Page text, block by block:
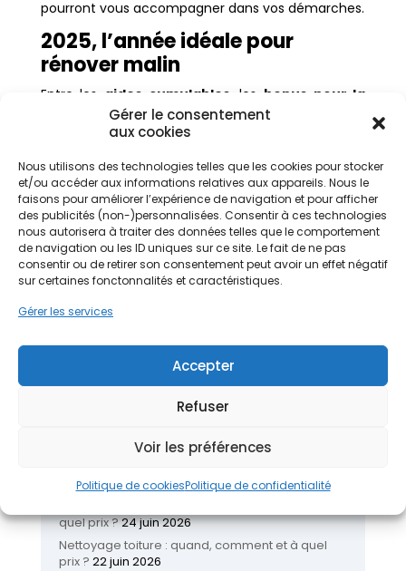
Gérer le consentement
aux cookies
Nous utilisons des technologies telles que les cookies pour stocker
et/ou accéder aux informations relatives aux appareils. Nous le
faisons pour améliorer l’expérience de navigation et pour afficher
des publicités (non-)personnalisées. Consentir à ces technologies
nous autorisera à traiter des données telles que le comportement
de navigation ou les ID uniques sur ce site. Le fait de ne pas
consentir ou de retirer son consentement peut avoir un effet négatif
sur certaines fonctonnalités et caractéristiques.
Gérer les services
Accepter
Refuser
Voir les préférences
Politique de cookiesPolitique de confidentialité
pourront vous accompagner dans vos démarches.
2025, l’année idéale pour
rénover malin
Entre les aides cumulables , les bonus pour la
rénovation globaleet lesdispositifs régionaux
2025 est clairement une
dépenses.
N’attendez pas que les aides baissent ou
disparaissent !Lancez-vous dans la rénovation
énergétique pour un habitat plus économe, plus
confortable, et plus respectueux de
l’environnement.
bilan énergétique gratuit
Réinventer son logement : les nouvelles
2026
quel prix ?24 juin 2026
Nettoyage toiture : quand, comment et à quel
prix ? 22 juin 2026